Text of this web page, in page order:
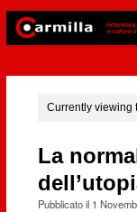
Currently viewing
La
Pubblicato il 1